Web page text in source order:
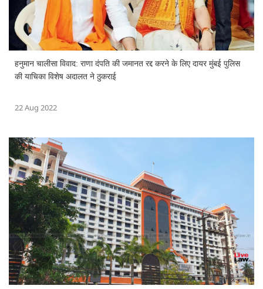
हनुमान चालीसा विवाद: राणा दंप‌ति की जमानत रद्द करने के लिए दायर मुंबई पुलिस
की याचिका विशेष अदालत ने ठुकराई
22 Aug 2022